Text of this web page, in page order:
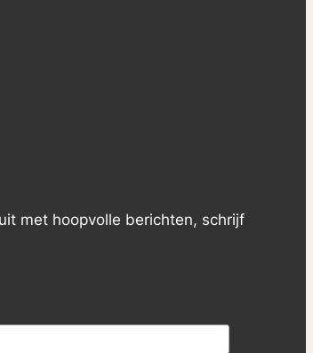
met hoopvolle berichten, schrijf